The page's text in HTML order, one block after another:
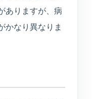
ありますが、病
かなり異なりま